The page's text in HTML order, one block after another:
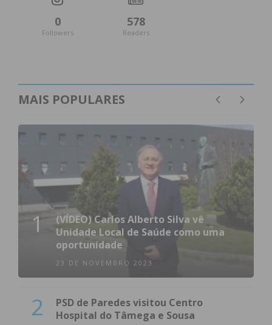
0
Followers
578
Readers
MAIS POPULARES
1
(VÍDEO) Carlos Alberto Silva vê
Unidade Local de Saúde como uma
oportunidade
23 DE NOVEMBRO 2023
2
PSD de Paredes visitou Centro
Hospital do Tâmega e Sousa